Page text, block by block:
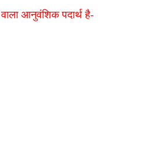
आनुवंशिक पदार्थ है-